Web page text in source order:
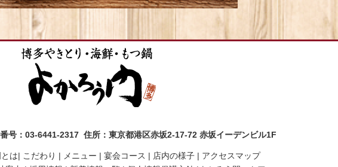
号：03-6441-2317 住所：東京都港区赤坂2-17-72 赤坂イーデンビル1F
は| こだわり | メニュー | 宴会コース | 店内の様子 | アクセスマップ